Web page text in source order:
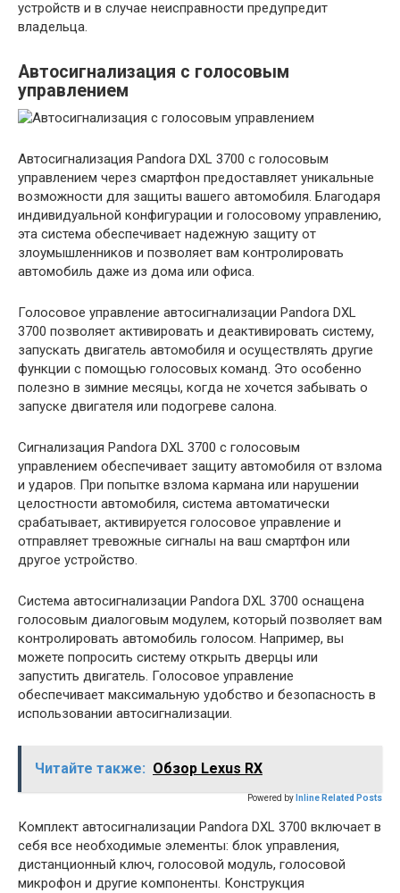
устройств и в случае неисправности предупредит
владельца.
Автосигнализация с голосовым
управлением
Автосигнализация Pandora DXL 3700 с голосовым
управлением через смартфон предоставляет уникальные
возможности для защиты вашего автомобиля. Благодаря
индивидуальной конфигурации и голосовому управлению,
эта система обеспечивает надежную защиту от
злоумышленников и позволяет вам контролировать
автомобиль даже из дома или офиса.
Голосовое управление автосигнализации Pandora DXL
3700 позволяет активировать и деактивировать систему,
запускать двигатель автомобиля и осуществлять другие
функции с помощью голосовых команд. Это особенно
полезно в зимние месяцы, когда не хочется забывать о
запуске двигателя или подогреве салона.
Сигнализация Pandora DXL 3700 с голосовым
управлением обеспечивает защиту автомобиля от взлома
и ударов. При попытке взлома кармана или нарушении
целостности автомобиля, система автоматически
срабатывает, активируется голосовое управление и
отправляет тревожные сигналы на ваш смартфон или
другое устройство.
Система автосигнализации Pandora DXL 3700 оснащена
голосовым диалоговым модулем, который позволяет вам
контролировать автомобиль голосом. Например, вы
можете попросить систему открыть дверцы или
запустить двигатель. Голосовое управление
обеспечивает максимальную удобство и безопасность в
использовании автосигнализации.
Читайте также: Обзор Lexus RX
Powered by Inline Related Posts
Комплект автосигнализации Pandora DXL 3700 включает в
себя все необходимые элементы: блок управления,
дистанционный ключ, голосовой модуль, голосовой
микрофон и другие компоненты. Конструкция